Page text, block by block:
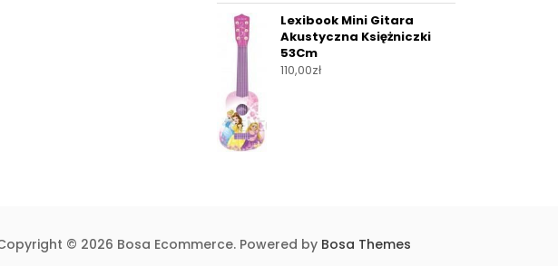
Lexibook Mini Gitara
Akustyczna Księżniczki
53Cm
110,00zł
© 2026 Bosa Ecommerce. Powered by Bosa Themes